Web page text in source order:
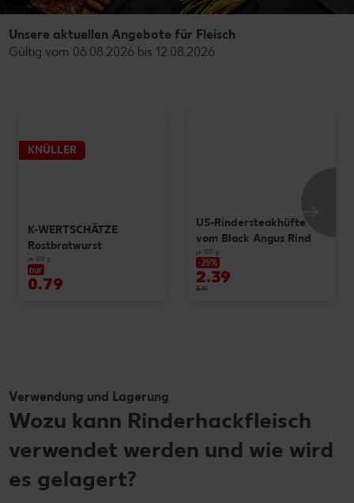
Unsere aktuellen Angebote für Fleisch
Gültig vom 06.08.2026 bis 12.08.2026
KNÜLLER
K-WERTSCHÄTZE
Rostbratwurst
je 100 g
nur
0.79
US-Rindersteakhüfte
vom Black Angus Rind
je 100 g
-25%
2.39
3.19
Verwendung und Lagerung
Wozu kann Rinderhackfleisch
verwendet werden und wie wird
es gelagert?